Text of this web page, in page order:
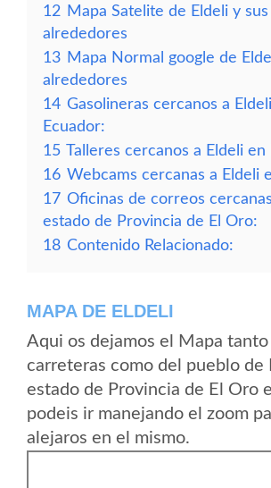
12 Mapa Satelite de Eldeli y sus
alrededores
13 Mapa Normal google de
alrededores
14 Gasolineras cercanos a
Ecuador:
15 Talleres cercanos a Eldeli en
16 Webcams cercanas a Eldeli
17 Oficinas de correos
estado de Provincia de El Oro:
18 Contenido Relacionado:
MAPA DE ELDELI
Aqui os dejamos el Mapa tanto
carreteras como del pueblo de
estado de Provincia de El Oro
podeis ir manejando el zoom
alejaros en el mismo.